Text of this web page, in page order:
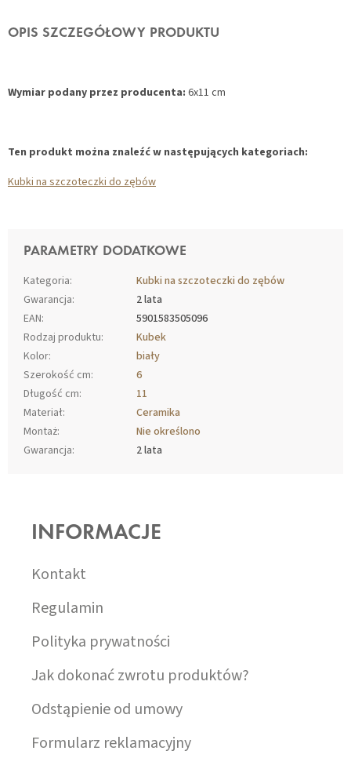
OPIS SZCZEGÓŁOWY PRODUKTU
Wymiar podany przez producenta: 6x11 cm
Ten produkt można znaleźć w następujących kategoriach:
Kubki na szczoteczki do zębów
PARAMETRY DODATKOWE
Kategoria:
Kubki na szczoteczki do zębów
Gwarancja:
2 lata
EAN:
5901583505096
Rodzaj produktu:
Kubek
Kolor:
biały
Szerokość cm:
6
Długość cm:
11
Materiał:
Ceramika
Montaż:
Nie określono
Gwarancja:
2 lata
INFORMACJE
Kontakt
Regulamin
Polityka prywatności
Jak dokonać zwrotu produktów?
Odstąpienie od umowy
Formularz reklamacyjny